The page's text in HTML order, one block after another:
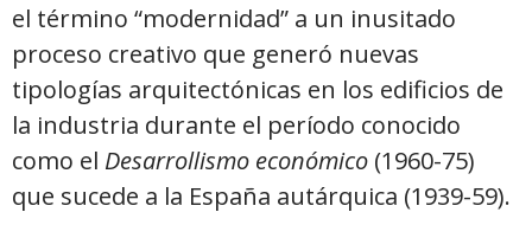
el término “modernidad” a un inusitado
proceso creativo que generó nuevas
tipologías arquitectónicas en los edificios de
la industria durante el período conocido
como el Desarrollismo económico (1960-75)
que sucede a la España autárquica (1939-59).